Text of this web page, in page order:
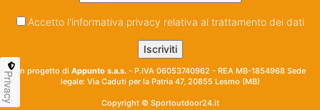
Accetto l'informativa privacy relativa al trattamento dei dati
Un progetto di Appunto s.a.s. - P.IVA 06053740962 - REA MB-1854968 Sede
legale: Via Caduti per la Patria 47, 20855 Lesmo (MB)
Copyright © Sportoutdoor24.it
Privacy